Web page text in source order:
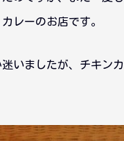
レーのお店です。
いましたが、チキン